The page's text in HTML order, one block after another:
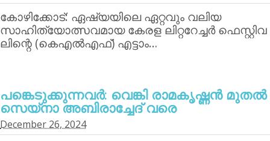
കോഴിക്കോട്: ഏഷ്യയിലെ ഏറ്റവും വലിയ
സാഹിത്യോത്സവമായ കേരള ലിറ്ററേച്ചര്‍ ഫെസ്റ്റിവ
ലിന്റെ (കെഎല്‍എഫ്) എട്ടാം…
പങ്കെടുക്കുന്നവര്‍: വെങ്കി രാമകൃഷ്ണന്‍ മുതല്‍
സെയ്‌നാ അബിരാച്ചേദ് വരെ
December 26, 2024